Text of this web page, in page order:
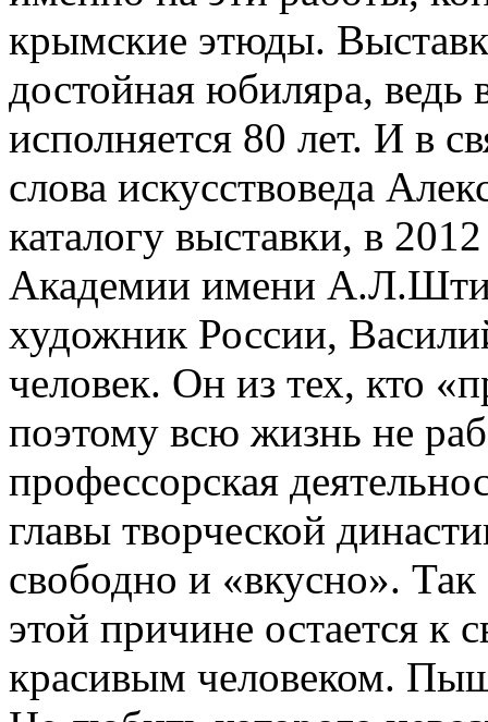
крымские этюды.
достойная юбиляра, ведь
исполняется 80 лет. И в
слова искусствоведа
каталогу выставки, в
Академии имени
художник России,
человек. Он из тех, кто
поэтому всю жизнь не
профессорская
главы творческой
свободно и «вкусно».
этой причине остается
красивым человеком.